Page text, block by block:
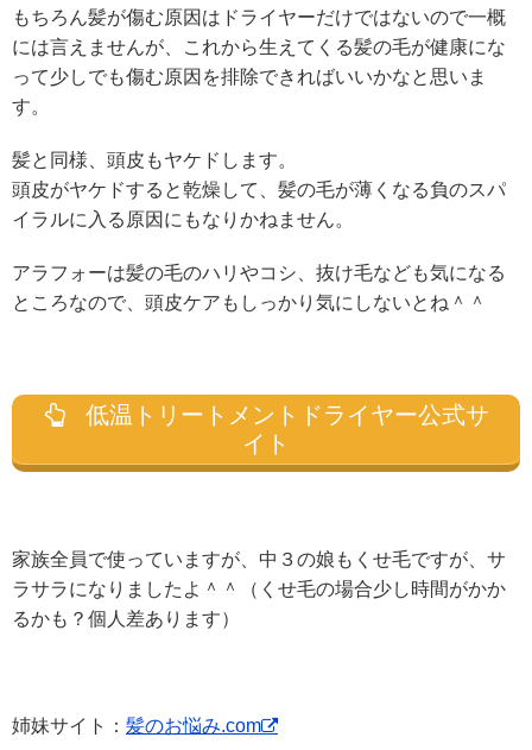
もちろん髪が傷む原因はドライヤーだけではないので一概
には言えませんが、これから生えてくる髪の毛が健康にな
って少しでも傷む原因を排除できればいいかなと思いま
す。
髪と同様、頭皮もヤケドします。
頭皮がヤケドすると乾燥して、髪の毛が薄くなる負のスパ
イラルに入る原因にもなりかねません。
アラフォーは髪の毛のハリやコシ、抜け毛なども気になる
ところなので、頭皮ケアもしっかり気にしないとね＾＾
低温トリートメントドライヤー公式サ
イト
家族全員で使っていますが、中３の娘もくせ毛ですが、サ
ラサラになりましたよ＾＾（くせ毛の場合少し時間がかか
るかも？個人差あります）
姉妹サイト： 髪のお悩み.com